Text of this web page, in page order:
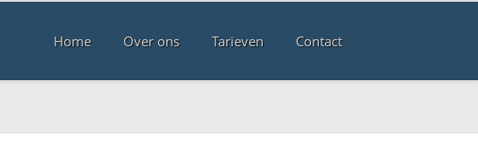
Home Over ons Tarieven Contact